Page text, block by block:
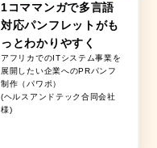
1コママンガで多言語
対応パンフレットがも
っとわかりやすく
アフリカでのITシステム事業を
展開したい企業へのPRパンフ
制作（パワポ）
(ヘルスアンドテック合同会社
様)